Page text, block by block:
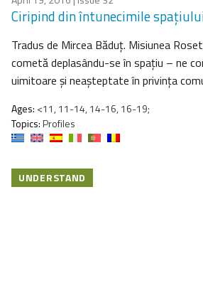
Ciripind din întunecimile
Tradus de Mircea Băduţ. Misiunea
cometă deplasându-se în spaţiu – ne
uimitoare și neașteptate în privinţa
Ages: <11, 11-14, 14-16, 16-19;
Topics:Profiles
UNDERSTAND